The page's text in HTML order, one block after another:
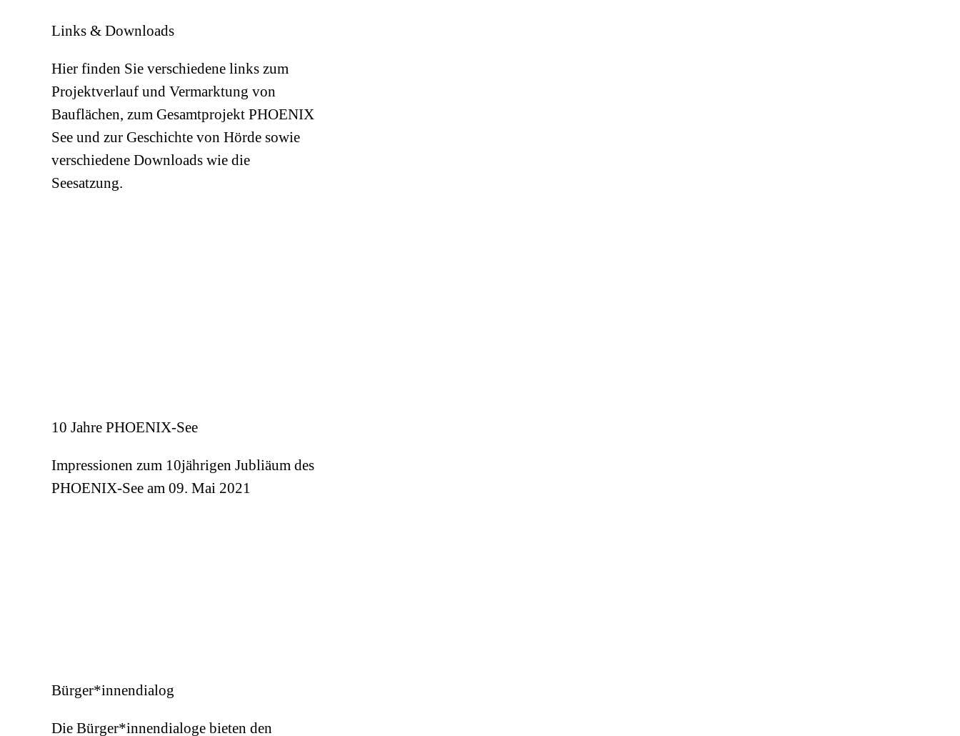
Links & Downloads
Hier finden Sie verschiedene links zum
Projektverlauf und Vermarktung von
Bauflächen, zum Gesamtprojekt PHOENIX
See und zur Geschichte von Hörde sowie
verschiedene Downloads wie die
Seesatzung.
10 Jahre PHOENIX-See
Impressionen zum 10jährigen Jubliäum des
PHOENIX-See am 09. Mai 2021
Bürger*innendialog
Die Bürger*innendialoge bieten den